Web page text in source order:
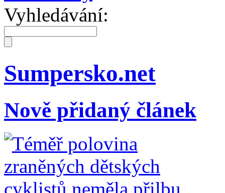
Vyhledávání:
Sumpersko.net
Nově přidaný článek